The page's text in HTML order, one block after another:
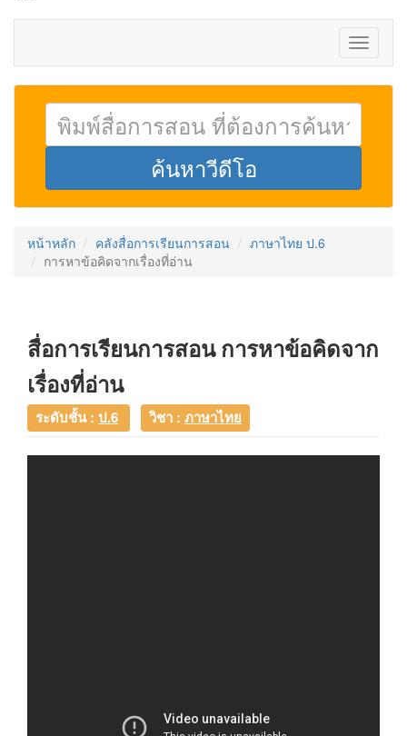
Toggle
หน้าหลัก คลังสื่อการเรียนการสอน
ภาษาไทย ป.6
การหาข้อคิดจากเรื่องที่อ่าน
สื่อการเรียนการสอน การหาข้อคิดจาก
เรื่องที่อ่าน
ระดับชั้น : ป.6 วิชา : ภาษาไทย